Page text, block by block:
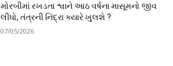
મોરબીમાં રખડતા શ્વાને આઠ વર્ષના માસૂમનો જીવ
લીધો, તંત્રની નિંદ્રા ક્યારે ખુલશે ?
07/05/2026